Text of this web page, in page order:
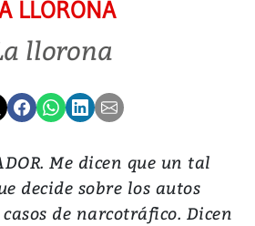
LLORONA
llorona
Me dicen que un tal
decide sobre los autos
de narcotráfico. Dicen